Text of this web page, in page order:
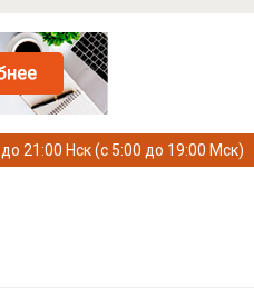
21:00 Нск (с 5:00 до 19:00 Мск)